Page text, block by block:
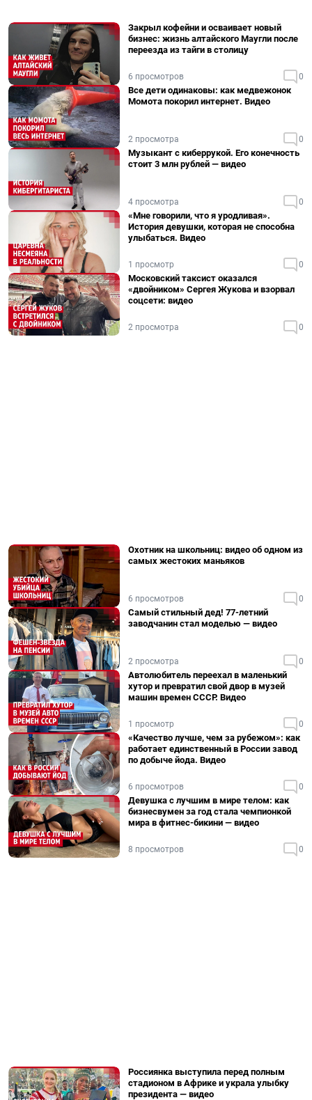
Закрыл кофейни и осваивает новый
бизнес: жизнь алтайского Маугли после
переезда из тайги в столицу
6 просмотров 0
Все дети одинаковы: как медвежонок
Момота покорил интернет. Видео
2 просмотра 0
Музыкант с киберрукой. Его конечность
стоит 3 млн рублей — видео
4 просмотра 0
«Мне говорили, что я уродливая».
История девушки, которая не способна
улыбаться. Видео
1 просмотр 0
Московский таксист оказался
«двойником» Сергея Жукова и взорвал
соцсети: видео
2 просмотра 0
Охотник на школьниц: видео об одном из
самых жестоких маньяков
6 просмотров 0
Самый стильный дед! 77-летний
заводчанин стал моделью — видео
2 просмотра 0
Автолюбитель переехал в маленький
хутор и превратил свой двор в музей
машин времен СССР. Видео
1 просмотр 0
«Качество лучше, чем за рубежом»: как
работает единственный в России завод
по добыче йода. Видео
6 просмотров 0
Девушка с лучшим в мире телом: как
бизнесвумен за год стала чемпионкой
мира в фитнес-бикини — видео
8 просмотров 0
Россиянка выступила перед полным
стадионом в Африке и украла улыбку
президента — видео